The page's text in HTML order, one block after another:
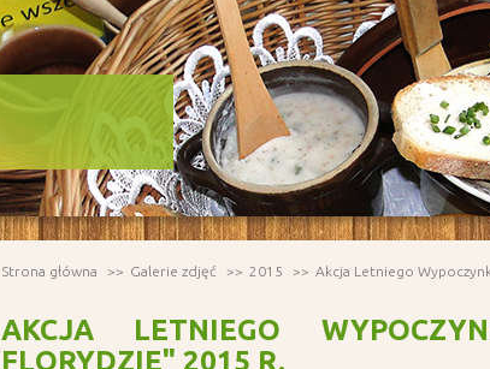
Strona główna Galerie zdjęć 2015 Akcja Letniego
AKCJA LETNIEGO
FLORYDZIE" 2015 R.